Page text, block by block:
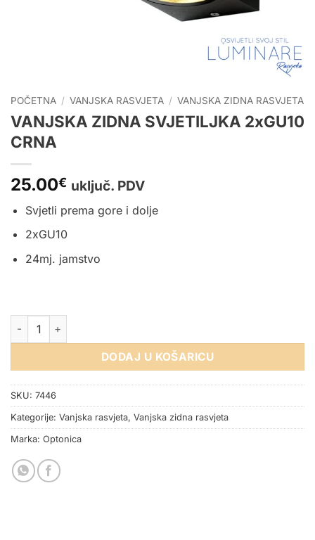
POČETNA / VANJSKA RASVJETA / VANJSKA ZIDNA RASVJETA
VANJSKA ZIDNA SVJETILJKA 2xGU10
CRNA
25.00€ uključ. PDV
Svjetli prema gore i dolje
2xGU10
24mj. jamstvo
VANJSKA ZIDNA SVJETILJKA 2xGU10 CRNA količina
DODAJ U KOŠARICU
SKU: 7446
Kategorije: Vanjska rasvjeta, Vanjska zidna rasvjeta
Marka: Optonica